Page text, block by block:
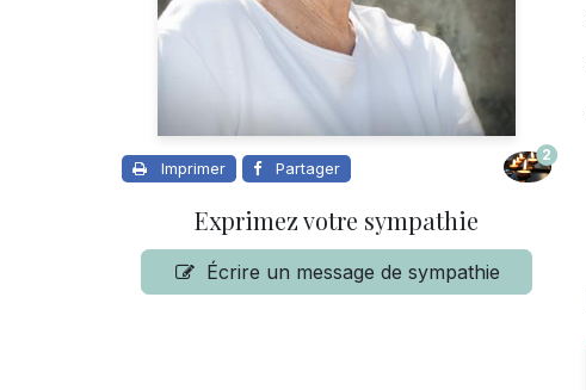
Imprimer Partager
2
Exprimez votre sympathie
Écrire un message de sympathie